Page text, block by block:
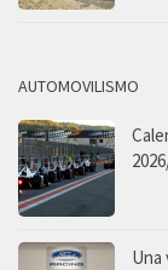
AUTOMOVILISMO
Una